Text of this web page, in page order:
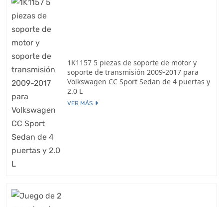
1K1157 5 piezas de soporte de motor y
soporte de transmisión 2009-2017 para
Volkswagen CC Sport Sedan de 4 puertas y
2.0 L
VER MÁS